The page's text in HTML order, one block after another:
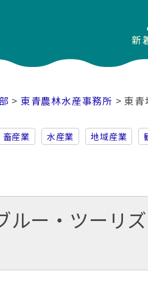
新
> 東青農林水産事務所 > 東
畜産業 水産業 地域産業
ルー・ツーリ